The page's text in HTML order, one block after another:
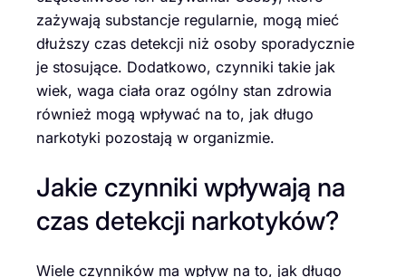
zażywają substancje regularnie, mogą mieć
dłuższy czas detekcji niż osoby sporadycznie
je stosujące. Dodatkowo, czynniki takie jak
wiek, waga ciała oraz ogólny stan zdrowia
również mogą wpływać na to, jak długo
narkotyki pozostają w organizmie.
Jakie czynniki wpływają na
czas detekcji narkotyków?
Wiele czynników ma wpływ na to, jak długo